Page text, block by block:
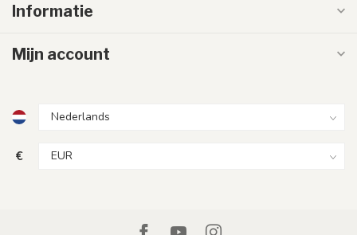
Informatie
Mijn account
€